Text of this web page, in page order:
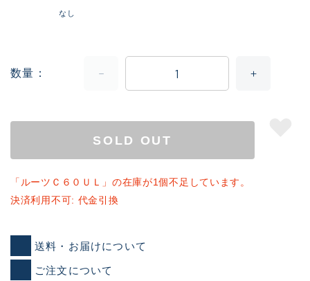
なし
数量
SOLD OUT
「ルーツＣ６０ＵＬ」の在庫が1個不足しています。
決済利用不可: 代金引換
送料・お届けについて
ご注文について